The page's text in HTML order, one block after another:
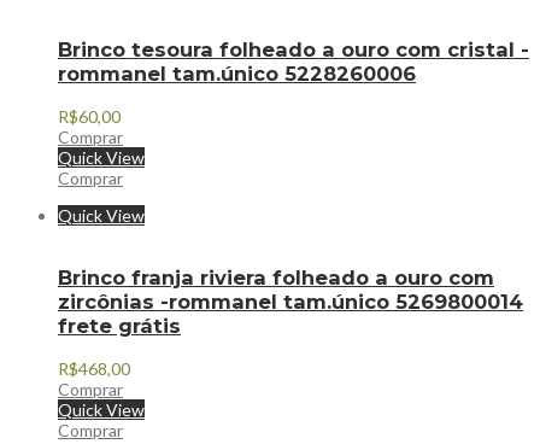
Brinco tesoura folheado a ouro com cristal -
rommanel tam.único 5228260006
R$60,00
Comprar
Quick View
Comprar
Quick View
Brinco franja riviera folheado a ouro com
zircônias -rommanel tam.único 5269800014
frete grátis
R$468,00
Comprar
Quick View
Comprar